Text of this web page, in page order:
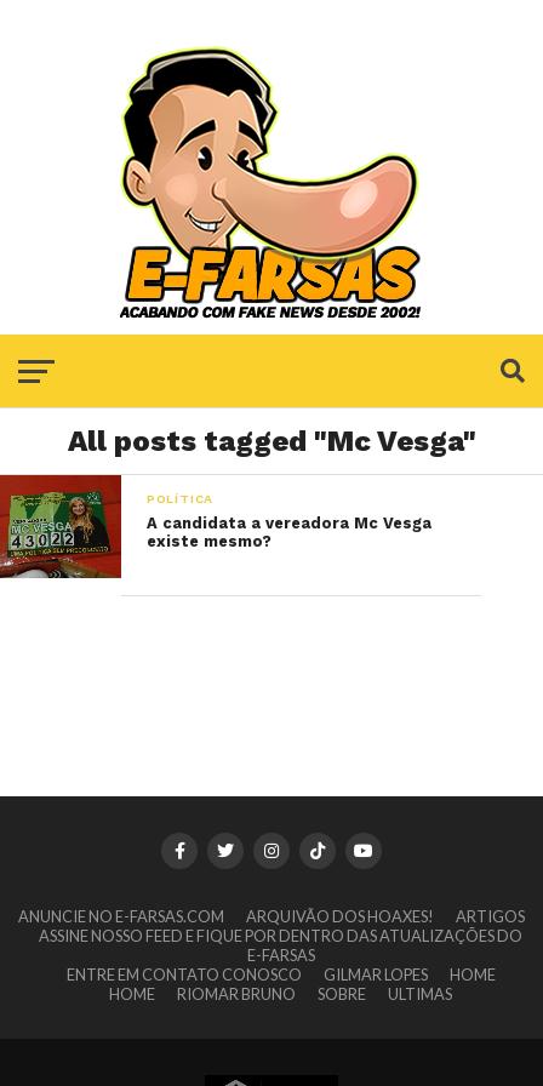
All posts tagged "Mc Vesga"
POLÍTICA
A candidata a vereadora Mc Vesga
existe mesmo?
ANUNCIE NO E-FARSAS.COM ARQUIVÃO DOS HOAXES!
ARTIGOS
ASSINE NOSSO FEED E FIQUE POR DENTRO DAS ATUALIZAÇÕES DO
E-FARSAS
ENTRE EM CONTATO CONOSCO
GILMAR LOPES
HOME
HOME
RIOMAR BRUNO SOBRE ULTIMAS